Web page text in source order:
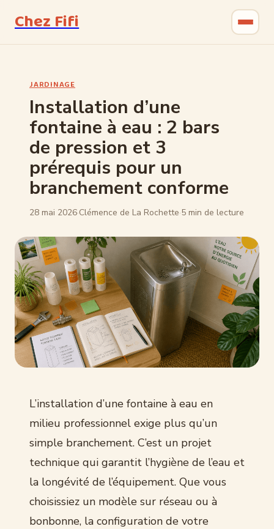
Chez Fifi
Bricolage
Jardinage
Maison & Déco
JARDINAGE
Installation d’une
fontaine à eau : 2 bars
de pression et 3
prérequis pour un
branchement conforme
28 mai 2026·Clémence de La Rochette·5 min de lecture
L’installation d’une fontaine à eau en
milieu professionnel exige plus qu’un
simple branchement. C’est un projet
technique qui garantit l’hygiène de l’eau et
la longévité de l’équipement. Que vous
choisissiez un modèle sur réseau ou à
bonbonne, la configuration de votre